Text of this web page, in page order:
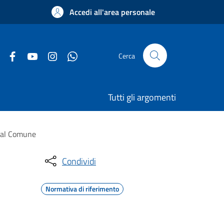
Accedi all'area personale
Cerca
Tutti gli argomenti
Comune
Condividi
Normativa di riferimento